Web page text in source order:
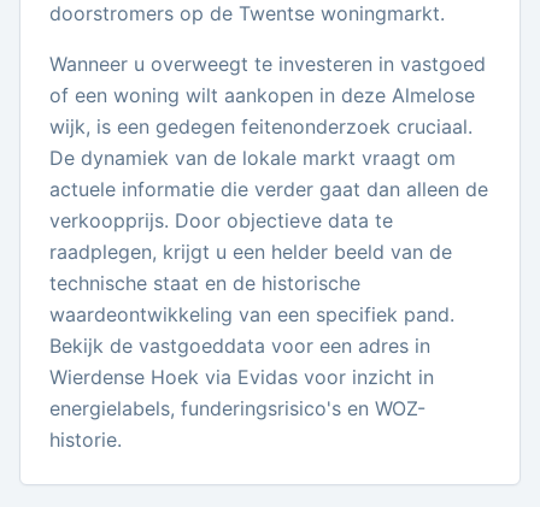
doorstromers op de Twentse woningmarkt.
Wanneer u overweegt te investeren in vastgoed
of een woning wilt aankopen in deze Almelose
wijk, is een gedegen feitenonderzoek cruciaal.
De dynamiek van de lokale markt vraagt om
actuele informatie die verder gaat dan alleen de
verkoopprijs. Door objectieve data te
raadplegen, krijgt u een helder beeld van de
technische staat en de historische
waardeontwikkeling van een specifiek pand.
Bekijk de vastgoeddata voor een adres in
Wierdense Hoek via Evidas voor inzicht in
energielabels, funderingsrisico's en WOZ-
historie.